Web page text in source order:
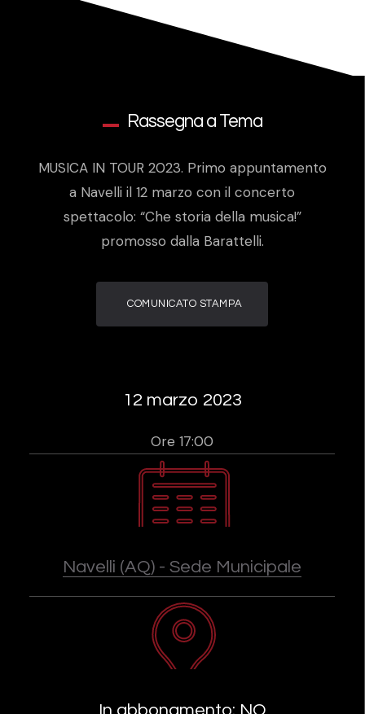
Rassegna a Tema
MUSICA IN TOUR 2023. Primo appuntamento
a Navelli il 12 marzo con il concerto
spettacolo: “Che storia della musica!”
promosso dalla Barattelli.
COMUNICATO STAMPA
12 marzo 2023
Ore 17:00
Navelli (AQ) - Sede Municipale